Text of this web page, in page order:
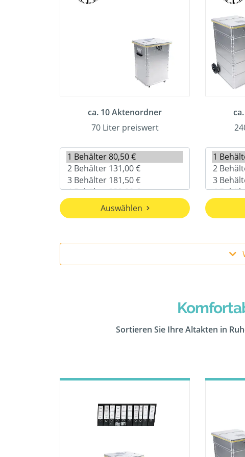
ca. 10 Aktenordner
70 Liter preiswert
Auswählen
Sortieren Sie Ihre Altakten in